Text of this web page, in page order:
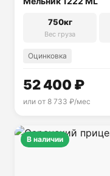
750кг
Вес груза
Оцинковка
52 400 ₽
или от 8 733 ₽/мес
В наличии